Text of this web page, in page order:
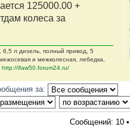
125000.00 +
колеса за
6,5 л дизель, полный привод, 5
и межколесная, лебедка,
http://ifaw50.forum24.ru/
за:
Сообщений: 10